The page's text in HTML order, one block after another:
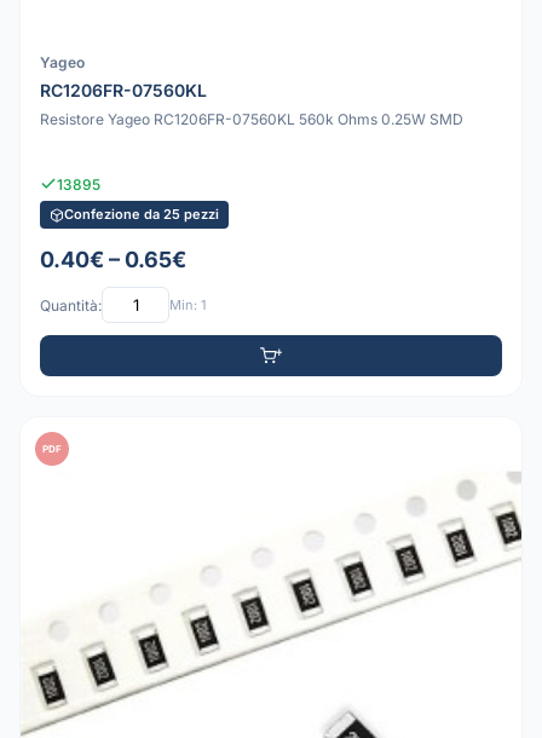
Yageo
RC1206FR-07560KL
Resistore Yageo RC1206FR-07560KL 560k Ohms 0.25W SMD
13895
Confezione da 25 pezzi
0.40€ – 0.65€
Quantità: Min: 1
PDF